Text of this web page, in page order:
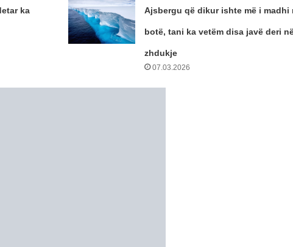
ka Ajsbergu që dikur ishte më i madhi
botë, tani ka vetëm disa javë deri
zhdukje
07.03.2026